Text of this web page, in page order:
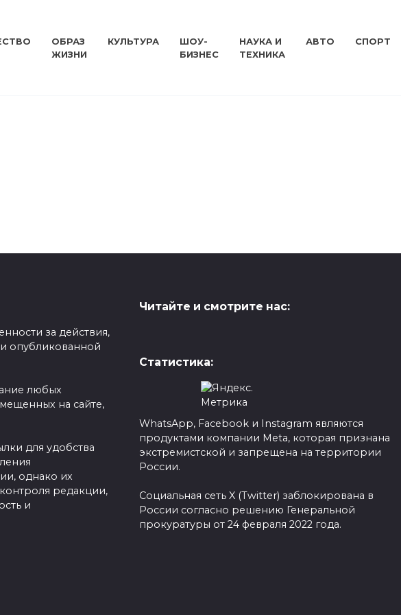
ОБРАЗ
ЖИЗНИ
КУЛЬТУРА
ШОУ-
БИЗНЕС
НАУКА И
ТЕХНИКА
АВТО СПОРТ
за действия,
опубликованной
любых
на сайте,
для удобства
однако их
редакции,
и
Читайте и смотрите нас:
Статистика:
WhatsApp, Facebook и Instagram являются
продуктами компании Meta, которая признана
экстремистской и запрещена на территории
России.
Социальная сеть X (Twitter) заблокирована в
России согласно решению Генеральной
прокуратуры от 24 февраля 2022 года.